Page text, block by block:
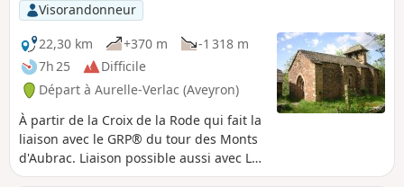
Visorandonneur
22,30 km
+370 m
-1 318 m
7h 25
Difficile
Départ à Aurelle-Verlac (Aveyron)
À partir de la Croix de la Rode qui fait la
liaison avec le GRP® du tour des Monts
d'Aubrac. Liaison possible aussi avec Les
Chemins de Saint-Jacques.Des